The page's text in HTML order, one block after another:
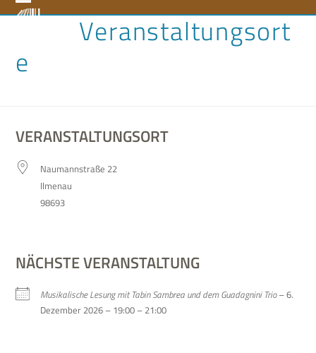
to Open
menu
Close
menu
Veranstaltungsort
e
VERANSTALTUNGSORT
Nau­mann­straße 22
Ilmenau
98693
NÄCHSTE VERANSTALTUNG
Musi­ka­li­sche Lesung mit Tabin Sam­brea und dem Gua­d­a­gnini Trio– 6.
Dezem­ber 2026 – 19:00 – 21:00